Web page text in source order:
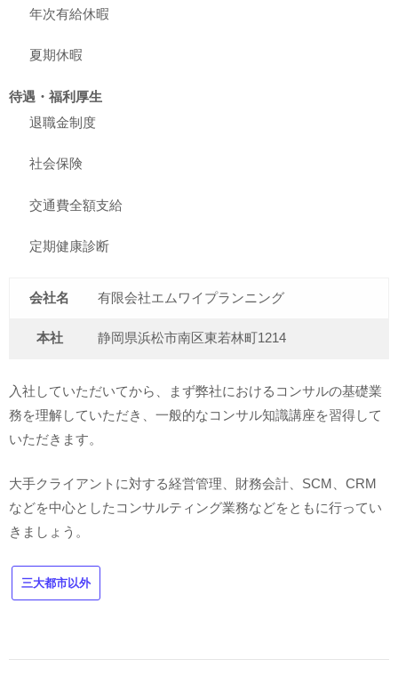
年次有給休暇
夏期休暇
待遇・福利厚生
退職金制度
社会保険
交通費全額支給
定期健康診断
会社名 有限会社エムワイプランニング
本社 静岡県浜松市南区東若林町1214
入社していただいてから、まず弊社におけるコンサルの基礎業
務を理解していただき、一般的なコンサル知識講座を習得して
いただきます。
大手クライアントに対する経営管理、財務会計、SCM、CRM
などを中心としたコンサルティング業務などをともに行ってい
きましょう。
三大都市以外